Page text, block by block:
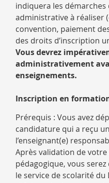
indiquera les démarches
administrative à réaliser
convention, paiement
des droits d’inscription
Vous devrez
administrativement
enseignements.
Inscription en
Prérequis : Vous avez
candidature qui a reçu
l’enseignant(e)
Après validation de
pédagogique, vous
le service de scolarité